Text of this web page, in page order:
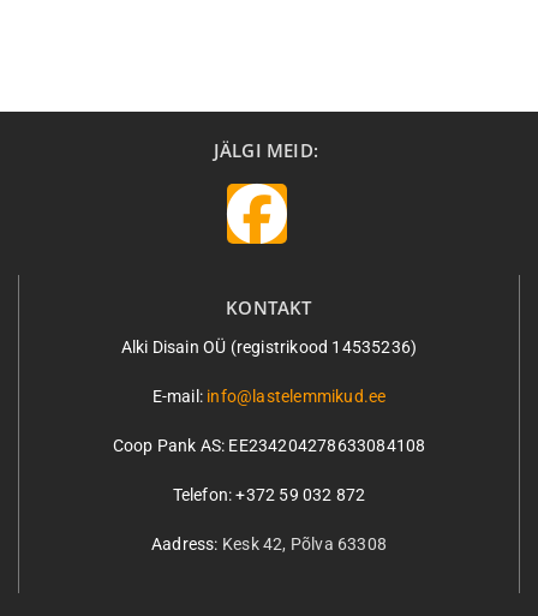
KONTAKT
Alki Disain OÜ (registrikood 14535236)
E-mail: info@lastelemmikud.ee
Coop Pank AS: EE234204278633084108
Telefon: +372 59 032 872
Aadress: Kesk 42, Põlva 63308
JÄLGI MEID: